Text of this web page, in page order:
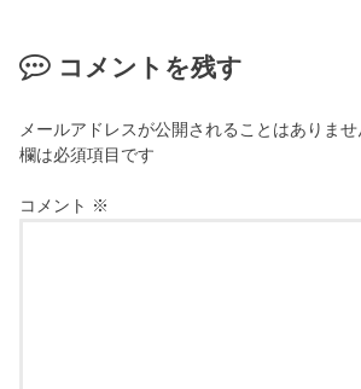
コメントを残す
メールアドレスが公開されることはありませ
欄は必須項目です
コメント ※